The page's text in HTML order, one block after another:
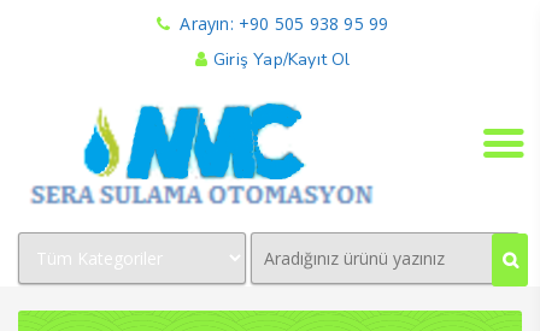
Arayın: +90 505 938 95 99
Giriş Yap/Kayıt Ol